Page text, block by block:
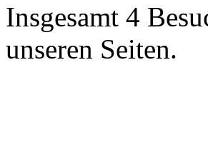
Insgesamt 4
unseren Seiten.